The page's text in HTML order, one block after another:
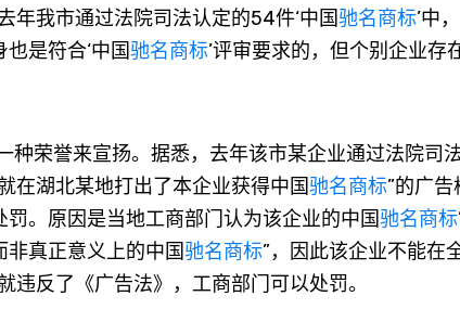
年我市通过法院司法认定的54件‘中国驰名商标’中
是符合‘中国驰名商标’评审要求的，但个别企业存
种荣誉来宣扬。据悉，去年该市某企业通过法院司
在湖北某地打出了本企业获得中国驰名商标”的广
。原因是当地工商部门认为该企业的中国驰名商标
真正意义上的中国驰名商标”，因此该企业不能在
违反了《广告法》，工商部门可以处罚。